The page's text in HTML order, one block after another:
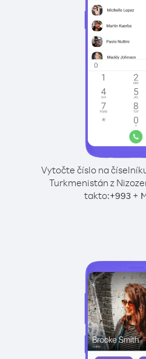
Vytočte číslo na
Turkmenistán z
takto:+993 +